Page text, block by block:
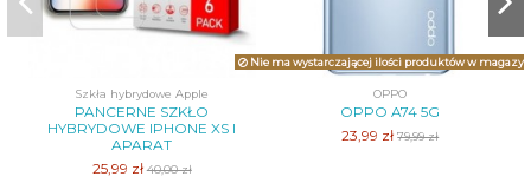
Szkła hybrydowe Apple
PANCERNE SZKŁO
HYBRYDOWE IPHONE XS I
APARAT
25,99 zł40,00 zł
Nie ma wystarczającej ilości produktów w
OPPO
OPPO A74 5G
23,99 zł79,99 zł